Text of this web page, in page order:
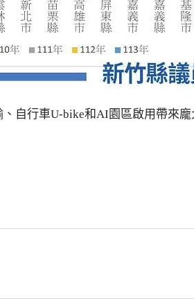
自行車U-bike和AI園區啟用帶來